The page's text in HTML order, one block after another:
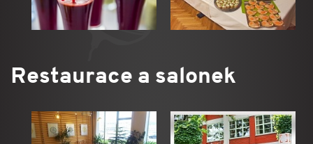
Restaurace a salonek